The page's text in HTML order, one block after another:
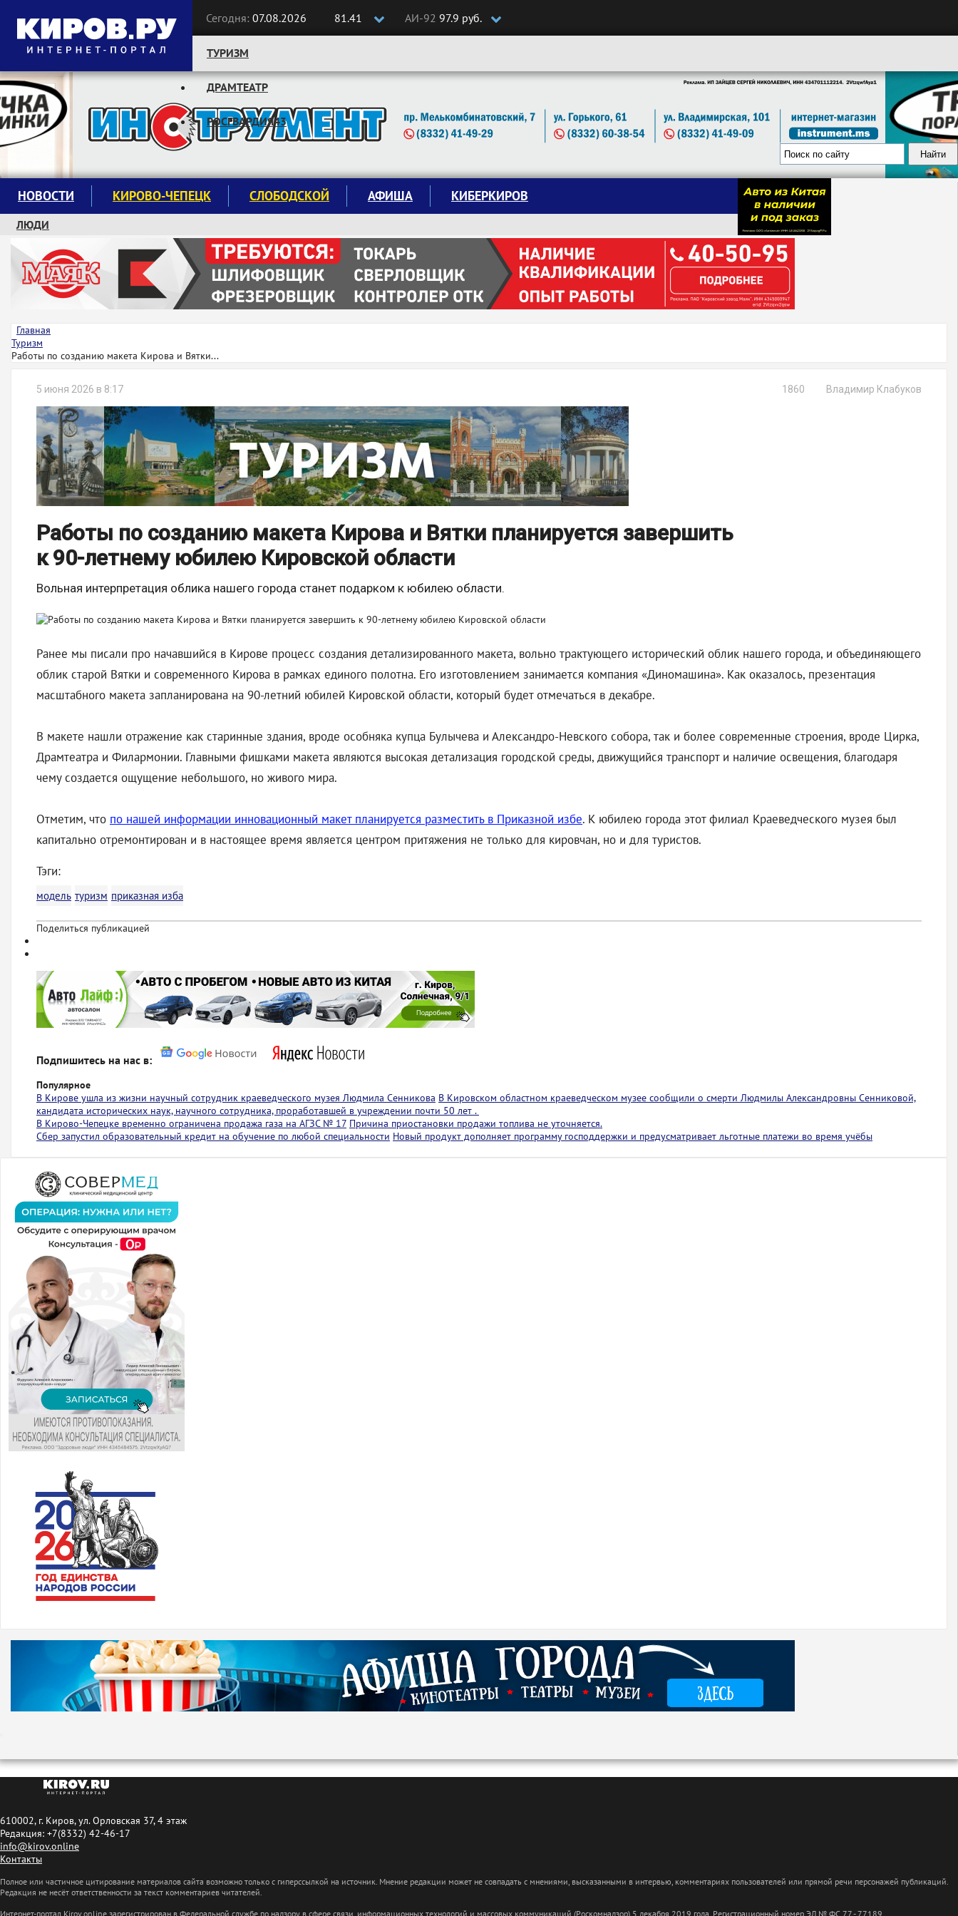
Сегодня: 07.08.2026 81.41 АИ-92 97.9 руб.
Следите за новостями:
ТУРИЗМ
ДРАМТЕАТР
РОСГВАРДИЯ43
НОВОСТИ КИРОВО-ЧЕПЕЦК СЛОБОДСКОЙ АФИША КИБЕРКИРОВ
ЛЮДИ
КРУЖКИ И СЕКЦИИ
ЗАВОДУ "МАЯК" 85 ЛЕТ
ЭКОЛОГИЯ
Главная
Туризм
Работы по созданию макета Кирова и Вятки...
5 июня 2026 в 8:17 Владимир Клабуков
1860
Работы по созданию макета Кирова и Вятки планируется завершить
к 90-летнему юбилею Кировской области
Вольная интерпретация облика нашего города станет подарком к юбилею области.
Ранее мы писали про начавшийся в Кирове процесс создания детализированного макета, вольно трактующего исторический облик нашего города, и объединяющего
облик старой Вятки и современного Кирова в рамках единого полотна. Его изготовлением занимается компания «Диномашина». Как оказалось, презентация
масштабного макета запланирована на 90-летний юбилей Кировской области, который будет отмечаться в декабре.
В макете нашли отражение как старинные здания, вроде особняка купца Булычева и Александро-Невского собора, так и более современные строения, вроде Цирка,
Драмтеатра и Филармонии. Главными фишками макета являются высокая детализация городской среды, движущийся транспорт и наличие освещения, благодаря
чему создается ощущение небольшого, но живого мира.
Отметим, что по нашей информации инновационный макет планируется разместить в Приказной избе. К юбилею города этот филиал Краеведческого музея был
капитально отремонтирован и в настоящее время является центром притяжения не только для кировчан, но и для туристов.
Тэги:
модель туризм приказная изба
Поделиться публикацией
Подпишитесь на нас в:
Популярное
В Кирове ушла из жизни научный сотрудник краеведческого музея Людмила Сенникова В Кировском областном краеведческом музее сообщили о смерти Людмилы Александровны Сенниковой,
кандидата исторических наук, научного сотрудника, проработавшей в учреждении почти 50 лет .
В Кирово-Чепецке временно ограничена продажа газа на АГЗС № 17 Причина приостановки продажи топлива не уточняется.
Сбер запустил образовательный кредит на обучение по любой специальности Новый продукт дополняет программу господдержки и предусматривает льготные платежи во время учёбы
610002, г. Киров, ул. Орловская 37, 4 этаж
Редакция: +7(8332) 42-46-17
info@kirov.online
Контакты
Полное или частичное цитирование материалов сайта возможно только с гиперссылкой на источник. Мнение редакции может не совпадать с мнениями, высказанными в интервью, комментариях пользователей или прямой речи персонажей публикаций.
Редакция не несёт ответственности за текст комментариев читателей.
Интернет-портал Kirov.online зарегистрирован в Федеральной службе по надзору в сфере связи, информационных технологий и массовых коммуникаций (Роскомнадзор) 5 декабря 2019 года. Регистрационный номер ЭЛ № ФС 77 - 77189.